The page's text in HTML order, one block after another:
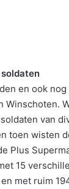
en ook
Winschoten.
van
toen wisten
Plus
15
met ruim